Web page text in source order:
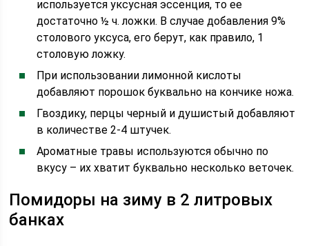
используется уксусная эссенция, то ее
достаточно ½ ч. ложки. В случае добавления 9%
столового уксуса, его берут, как правило, 1
столовую ложку.
При использовании лимонной кислоты
добавляют порошок буквально на кончике ножа.
Гвоздику, перцы черный и душистый добавляют
в количестве 2-4 штучек.
Ароматные травы используются обычно по
вкусу – их хватит буквально несколько веточек.
Помидоры на зиму в 2 литровых
банках